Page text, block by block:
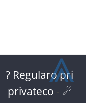
? Regularo pri
privateco
☄
⩓